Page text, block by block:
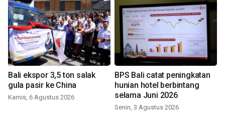
Bali ekspor 3,5 ton salak
gula pasir ke China
Kamis, 6 Agustus 2026
BPS Bali catat peningkatan
hunian hotel berbintang
selama Juni 2026
Senin, 3 Agustus 2026